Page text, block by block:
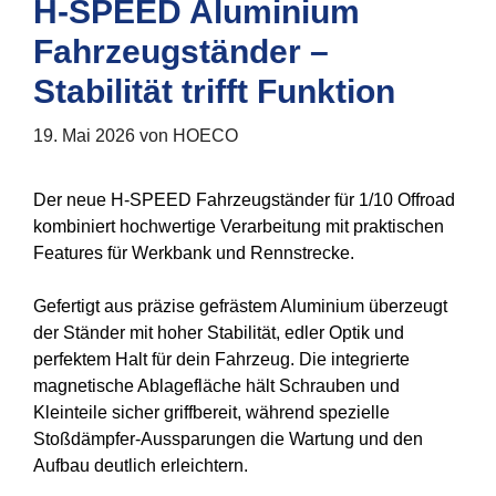
H-SPEED Aluminium
Fahrzeugständer –
Stabilität trifft Funktion
19. Mai 2026 von HOECO
Der neue H-SPEED Fahrzeugständer für 1/10 Offroad
kombiniert hochwertige Verarbeitung mit praktischen
Features für Werkbank und Rennstrecke.
Gefertigt aus präzise gefrästem Aluminium überzeugt
der Ständer mit hoher Stabilität, edler Optik und
perfektem Halt für dein Fahrzeug. Die integrierte
magnetische Ablagefläche hält Schrauben und
Kleinteile sicher griffbereit, während spezielle
Stoßdämpfer-Aussparungen die Wartung und den
Aufbau deutlich erleichtern.